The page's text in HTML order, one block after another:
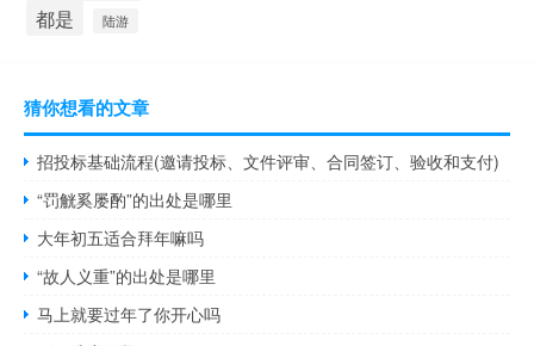
都是 陆游
猜你想看的文章
招投标基础流程(邀请投标、文件评审、合同签订、验收和支付)
“罚觥奚屡酌”的出处是哪里
大年初五适合拜年嘛吗
“故人义重”的出处是哪里
马上就要过年了你开心吗